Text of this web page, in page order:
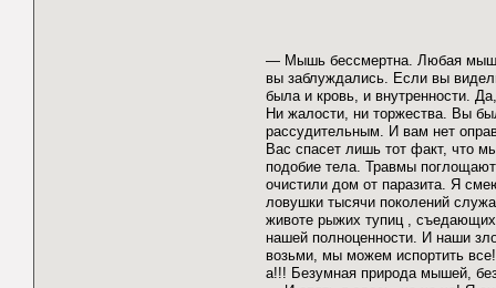
— Мышь бессмертна. Любая мышь,
вы заблуждались. Если вы
была и кровь, и внутренности.
Ни жалости, ни торжества. Вы
рассудительным. И вам нет
Вас спасет лишь тот факт, что
подобие тела. Травмы
очистили дом от паразита. Я
ловушки тысячи поколений
животе рыжих тупиц ,
нашей полноценности. И наши
возьми, мы можем испортить
а!!! Безумная природа мышей,